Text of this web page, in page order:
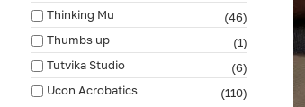
Thinking Mu
(46)
Thumbs up
(1)
Tutvika Studio
(6)
Ucon Acrobatics
(110)